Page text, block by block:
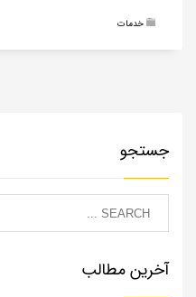
خدمات
جستجو
آخرین مطالب